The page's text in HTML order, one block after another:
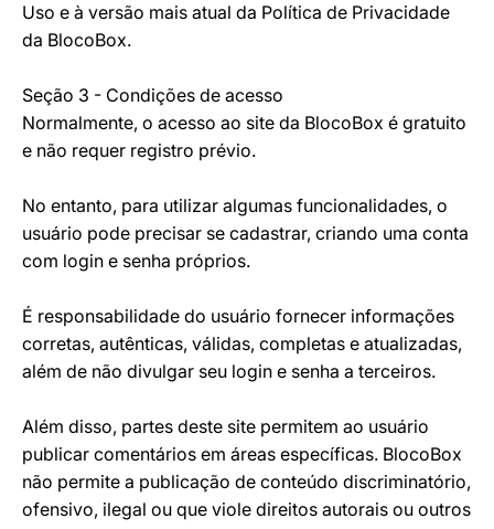
Uso e à versão mais atual da Política de Privacidade
da BlocoBox.
Seção 3 - Condições de acesso
Normalmente, o acesso ao site da BlocoBox é gratuito
e não requer registro prévio.
No entanto, para utilizar algumas funcionalidades, o
usuário pode precisar se cadastrar, criando uma conta
com login e senha próprios.
É responsabilidade do usuário fornecer informações
corretas, autênticas, válidas, completas e atualizadas,
além de não divulgar seu login e senha a terceiros.
Além disso, partes deste site permitem ao usuário
publicar comentários em áreas específicas. BlocoBox
não permite a publicação de conteúdo discriminatório,
ofensivo, ilegal ou que viole direitos autorais ou outros